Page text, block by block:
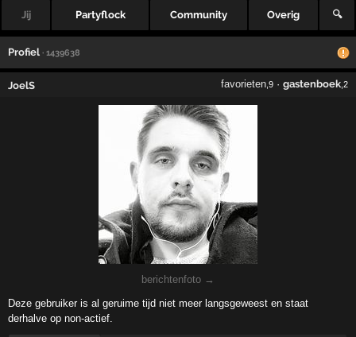
Jij Partyflock Community Overig 🔍
Profiel · 1439638
JoelS favorieten,9· gastenboek,2
berichtenfoto →
Deze gebruiker is al geruime tijd niet meer langsgeweest en staat
derhalve op non-actief.